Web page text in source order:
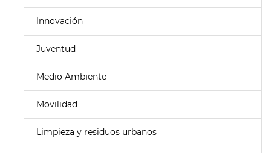
Innovación
Juventud
Medio Ambiente
Movilidad
Limpieza y residuos urbanos